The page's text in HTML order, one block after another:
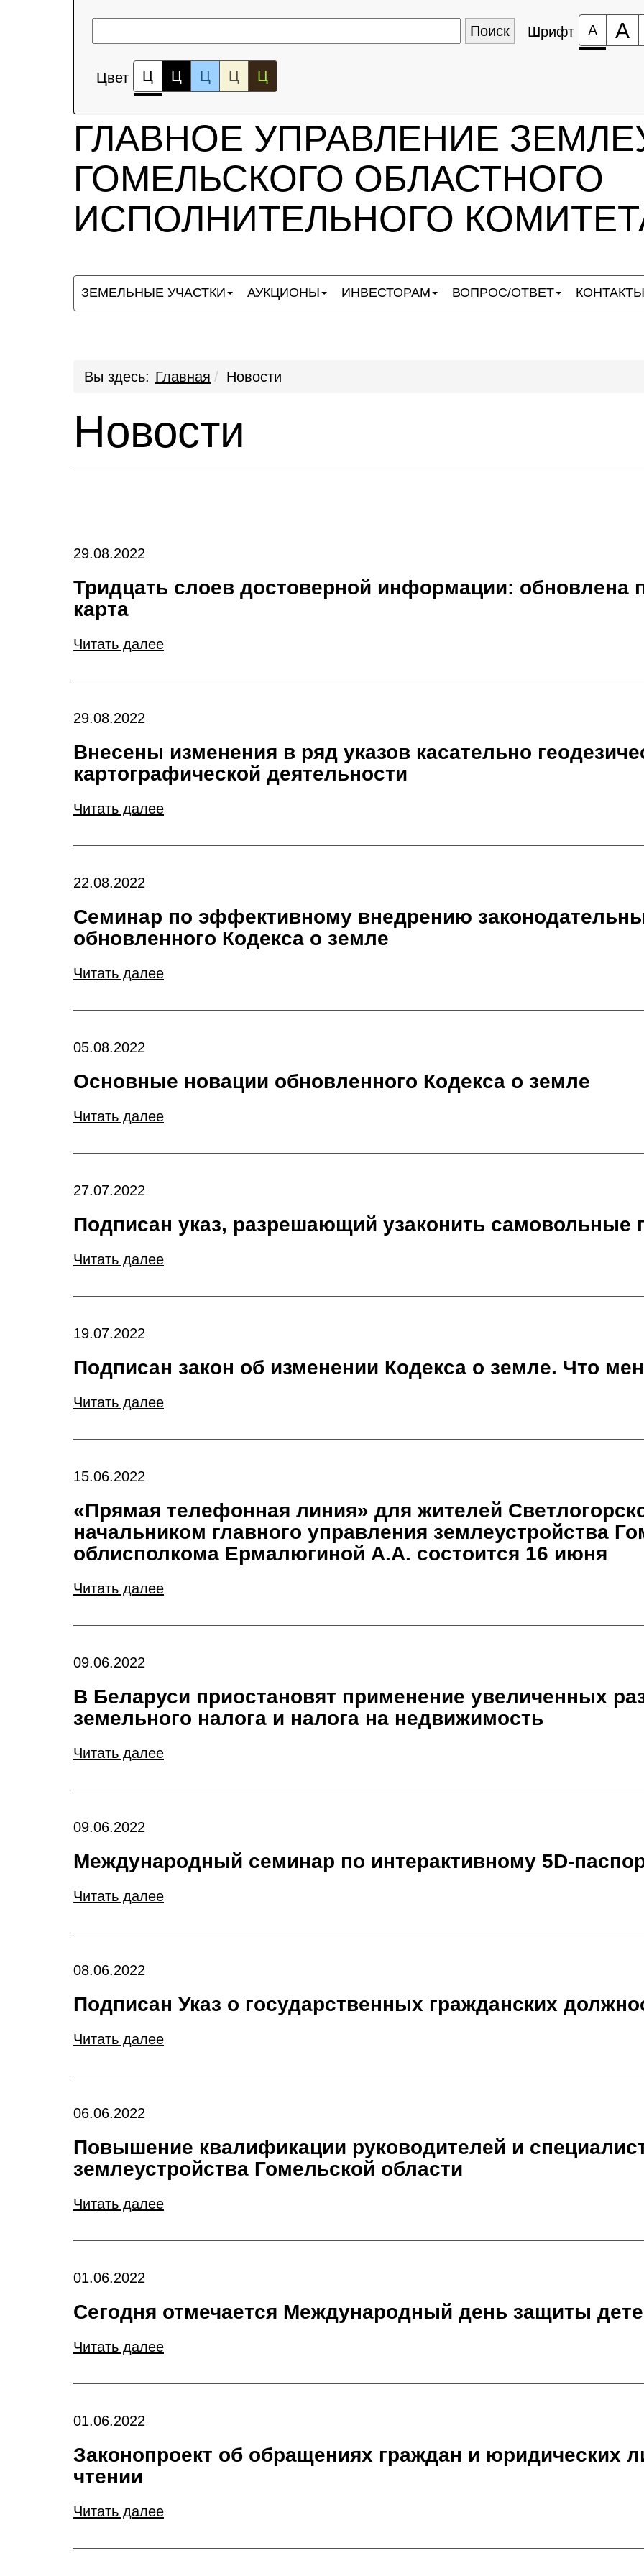
Шрифт А А
Цвет Ц Ц Ц Ц Ц
ГЛАВНОЕ УПРАВЛЕНИЕ
ГОМЕЛЬСКОГО ОБЛАСТНОГО
ИСПОЛНИТЕЛЬНОГО
ЗЕМЕЛЬНЫЕ УЧАСТКИ АУКЦИОНЫ ИНВЕСТОРАМ ВОПРОС/ОТВЕТ КОНТАКТЫ
Вы здесь: Главная Новости
Новости
29.08.2022
Тридцать слоев достоверной информации: обновлена
карта
Читать далее
29.08.2022
Внесены изменения в ряд указов касательно
картографической деятельности
Читать далее
22.08.2022
Семинар по эффективному внедрению
обновленного Кодекса о земле
Читать далее
05.08.2022
Основные новации обновленного Кодекса о земле
Читать далее
27.07.2022
Подписан указ, разрешающий узаконить самовольные
Читать далее
19.07.2022
Подписан закон об изменении Кодекса о земле. Что
Читать далее
15.06.2022
«Прямая телефонная линия» для жителей
начальником главного управления землеустройства
облисполкома Ермалюгиной А.А. состоится 16 июня
Читать далее
09.06.2022
В Беларуси приостановят применение увеличенных
земельного налога и налога на недвижимость
Читать далее
09.06.2022
Международный семинар по интерактивному 5D-
Читать далее
08.06.2022
Подписан Указ о государственных гражданских
Читать далее
06.06.2022
Повышение квалификации руководителей и
землеустройства Гомельской области
Читать далее
01.06.2022
Сегодня отмечается Международный день защиты
Читать далее
01.06.2022
Законопроект об обращениях граждан и юридических
чтении
Читать далее